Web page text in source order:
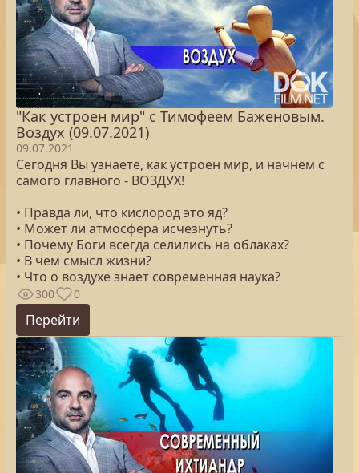
"Как устроен мир" с Тимофеем Баженовым.
Воздух (09.07.2021)
09.07.2021
Сегодня Вы узнаете, как устроен мир, и начнем с
самого главного - ВОЗДУХ!
• Правда ли, что кислород это яд?
• Может ли атмосфера исчезнуть?
• Почему Боги всегда селились на облаках?
• В чем смысл жизни?
• Что о воздухе знает современная наука?
300 0
Перейти